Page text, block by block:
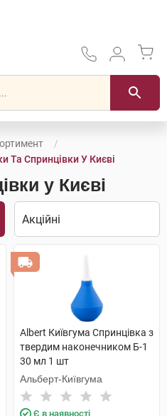
Та Спринцівки У Києві
у Києві
Albert Київгума Спринцівка з
твердим наконечником Б-1
30 мл 1 шт
Альберт-Київгума
Є в наявності